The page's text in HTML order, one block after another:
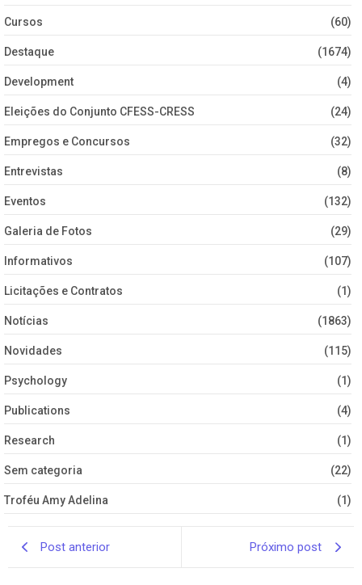
Cursos (60)
Destaque (1674)
Development (4)
Eleições do Conjunto CFESS-CRESS (24)
Empregos e Concursos (32)
Entrevistas (8)
Eventos (132)
Galeria de Fotos (29)
Informativos (107)
Licitações e Contratos (1)
Notícias (1863)
Novidades (115)
Psychology (1)
Publications (4)
Research (1)
Sem categoria (22)
Troféu Amy Adelina (1)
Post anterior Próximo post